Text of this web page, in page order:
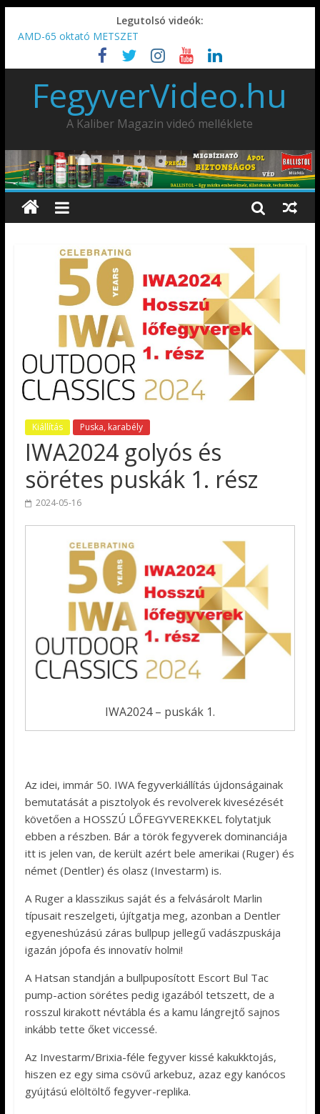
Legutolsó videók:
AMD-65 oktató METSZET
Umarex TPX50 .50 paintball/pepperball/traumatikus marker
IDÉN IS INDUL: Fegyvertervező- és gyártó szakmérnöki,
illetve szakspecialista képzés!!!
IWA2026 – Puskák 1. rész
Ardesa Patriot “FAPADOS” .45 elöltöltő perkussziós pisztoly
FegyverVideo.hu
A Kaliber Magazin videó melléklete
Kiállítás Puska, karabély
IWA2024 golyós és
sörétes puskák 1. rész
2024-05-16
IWA2024 – puskák 1.
Az idei, immár 50. IWA fegyverkiállítás újdonságainak
bemutatását a pisztolyok és revolverek kivesézését
követően a HOSSZÚ LŐFEGYVEREKKEL folytatjuk
ebben a részben. Bár a török fegyverek dominanciája
itt is jelen van, de került azért bele amerikai (Ruger) és
német (Dentler) és olasz (Investarm) is.
A Ruger a klasszikus saját és a felvásárolt Marlin
típusait reszelgeti, újítgatja meg, azonban a Dentler
egyeneshúzású záras bullpup jellegű vadászpuskája
igazán jópofa és innovatív holmi!
A Hatsan standján a bullpuposított Escort Bul Tac
pump-action sörétes pedig igazából tetszett, de a
rosszul kirakott névtábla és a kamu lángrejtő sajnos
inkább tette őket viccessé.
Az Investarm/Brixia-féle fegyver kissé kakukktojás,
hiszen ez egy sima csövű arkebuz, azaz egy kanócos
gyújtású elöltöltő fegyver-replika.